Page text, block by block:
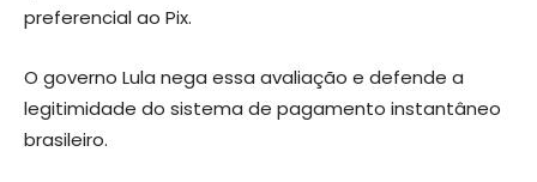
preferencial ao Pix.
O governo Lula nega essa avaliação e defende a
legitimidade do sistema de pagamento instantâneo
brasileiro.